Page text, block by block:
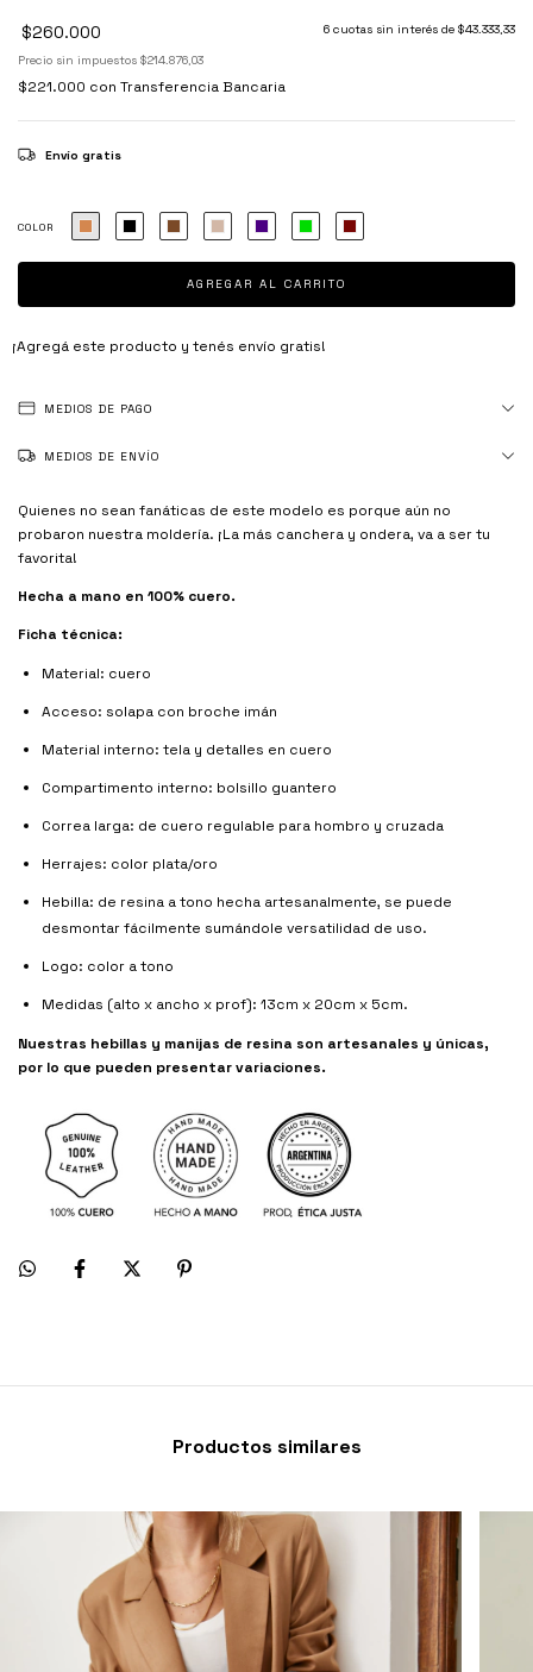
$260.000 6 cuotas sin interés de $43.333,33
Precio sin impuestos $214.876,03
$221.000 con Transferencia Bancaria
Envío gratis
COLOR
¡Agregá este producto y tenés envío gratis!
MEDIOS DE PAGO
MEDIOS DE ENVÍO
Quienes no sean fanáticas de este modelo es porque aún no
probaron nuestra moldería. ¡La más canchera y ondera, va a ser tu
favorita!
Hecha a mano en 100% cuero.
Ficha técnica:
Material: cuero
Acceso: solapa con broche imán
Material interno: tela y detalles en cuero
Compartimento interno: bolsillo guantero
Correa larga: de cuero regulable para hombro y cruzada
Herrajes: color plata/oro
Hebilla: de resina a tono hecha artesanalmente, se puede
desmontar fácilmente sumándole versatilidad de uso.
Logo: color a tono
Medidas (alto x ancho x prof): 13cm x 20cm x 5cm.
Nuestras hebillas y manijas de resina son artesanales y únicas,
por lo que pueden presentar variaciones.
Productos similares